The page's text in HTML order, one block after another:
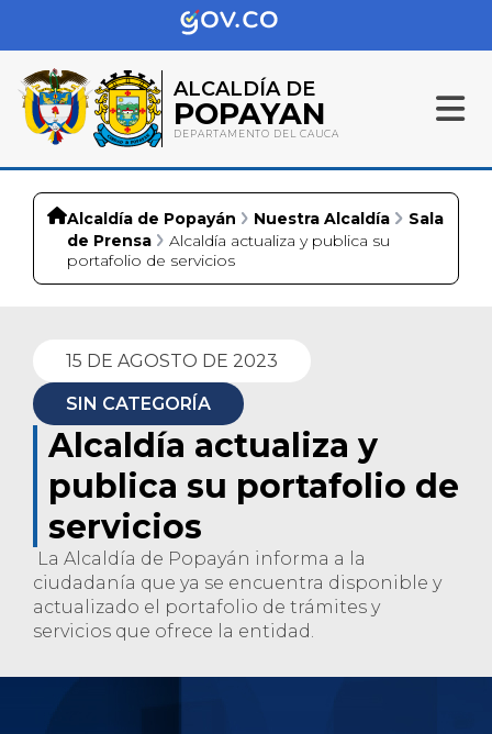
ALCALDÍA DE
POPAYAN
DEPARTAMENTO DEL CAUCA
Alcaldía de Popayán Nuestra Alcaldía
Sala
de Prensa
Alcaldía actualiza y publica su
portafolio de servicios
15 DE AGOSTO DE 2023
SIN CATEGORÍA
Alcaldía actualiza y
publica su portafolio de
servicios
La Alcaldía de Popayán informa a la
ciudadanía que ya se encuentra disponible y
actualizado el portafolio de trámites y
servicios que ofrece la entidad.